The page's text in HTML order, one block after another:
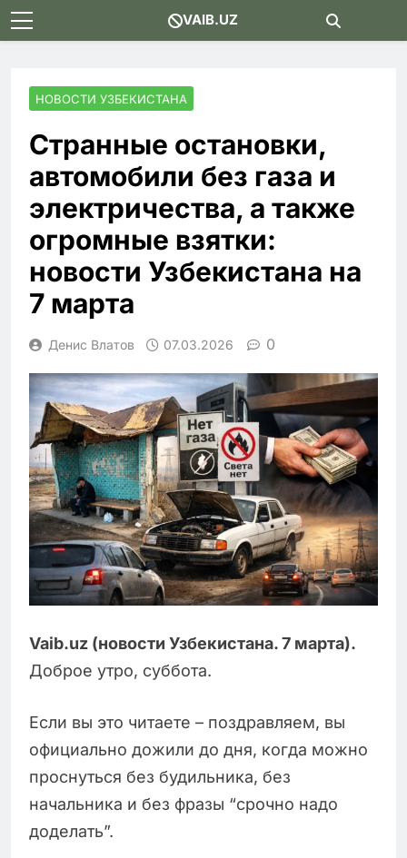
Skip
to
VAIB.UZ
НОВОСТИ УЗБЕКИСТАНА
Странные остановки,
автомобили без газа и
электричества, а также
огромные взятки:
новости Узбекистана на
7 марта
Денис Влатов 07.03.2026 0
Vaib.uz (новости Узбекистана. 7 марта).
Доброе утро, суббота.
Если вы это читаете – поздравляем, вы
официально дожили до дня, когда можно
проснуться без будильника, без
начальника и без фразы “срочно надо
доделать”.